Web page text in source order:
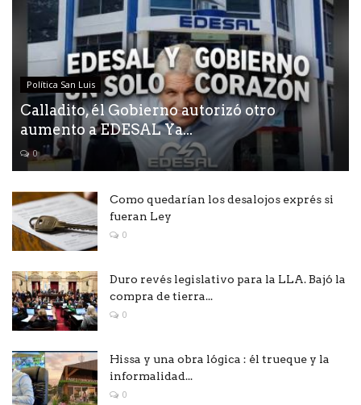
Política San Luis
Calladito, él Gobierno autorizó otro
aumento a EDESAL Ya...
0
Como quedarían los desalojos exprés si
fueran Ley
0
Duro revés legislativo para la LLA. Bajó la
compra de tierra...
0
Hissa y una obra lógica : él trueque y la
informalidad...
0